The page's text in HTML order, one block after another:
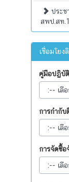
ประช
สพป.สท.1
เชื่อมโยง
คู่มือปฏิบัติ
การกำกั
การจัดซื้